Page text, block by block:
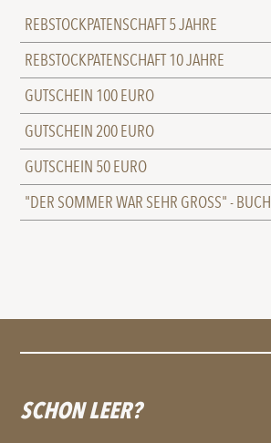
REBSTOCKPATENSCHAFT 5 JAHRE
REBSTOCKPATENSCHAFT 10 JAHRE
GUTSCHEIN 100 EURO
GUTSCHEIN 200 EURO
GUTSCHEIN 50 EURO
"DER SOMMER WAR SEHR GROSS" - BUCH
SCHON LEER?